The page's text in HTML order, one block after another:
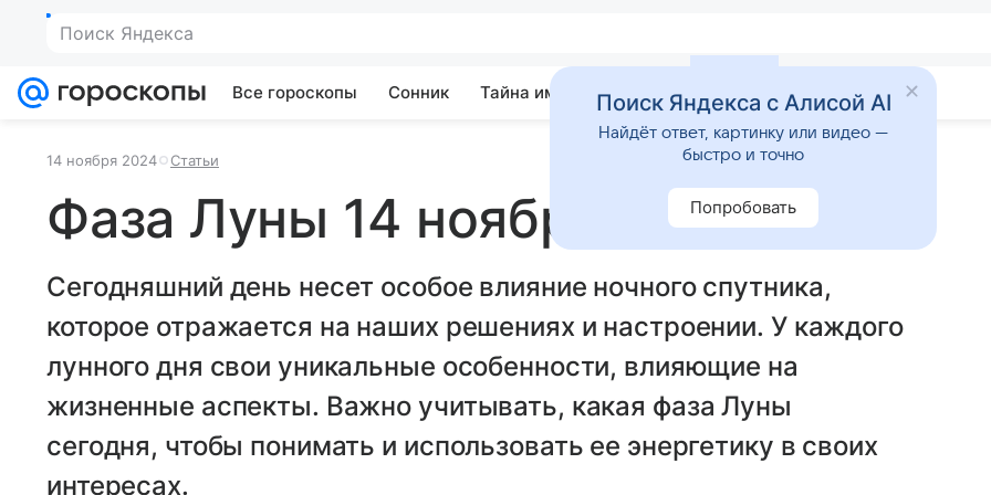
Поиск Яндекса
Все гороскопы Сонник Тайна имени Гадания Приметы
14 ноября 2024 Статьи
Фаза Луны 14 ноября 2024 года
Сегодняшний день несет особое влияние ночного спутника,
которое отражается на наших решениях и настроении. У каждого
лунного дня свои уникальные особенности, влияющие на
жизненные аспекты. Важно учитывать, какая фаза Луны
сегодня, чтобы понимать и использовать ее энергетику в своих
интересах.
Поиск Яндекса с Алисой AI
Найдёт ответ, картинку или видео —
быстро и точно
Попробовать